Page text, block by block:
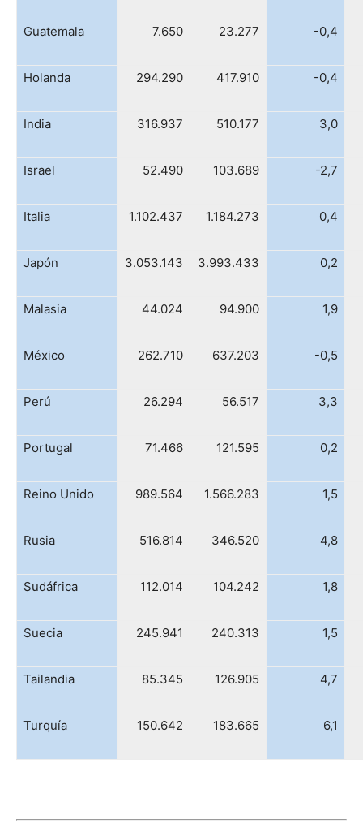
Guatemala 7.650 23.277 -0,4
Holanda 294.290 417.910 -0,4
India 316.937 510.177 3,0
Israel 52.490 103.689 -2,7
Italia 1.102.437 1.184.273 0,4
Japón 3.053.143 3.993.433 0,2
Malasia 44.024 94.900 1,9
México 262.710 637.203 -0,5
Perú 26.294 56.517 3,3
Portugal 71.466 121.595 0,2
Reino Unido 989.564 1.566.283 1,5
Rusia 516.814 346.520 4,8
Sudáfrica 112.014 104.242 1,8
Suecia 245.941 240.313 1,5
Tailandia 85.345 126.905 4,7
Turquía 150.642 183.665 6,1